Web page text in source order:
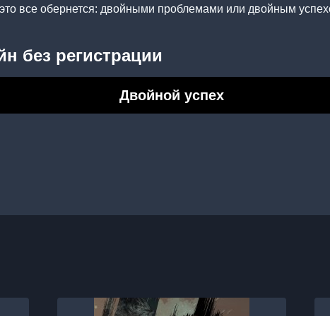
все обернется: двойными проблемами или двойным
без регистрации
Двойной успех